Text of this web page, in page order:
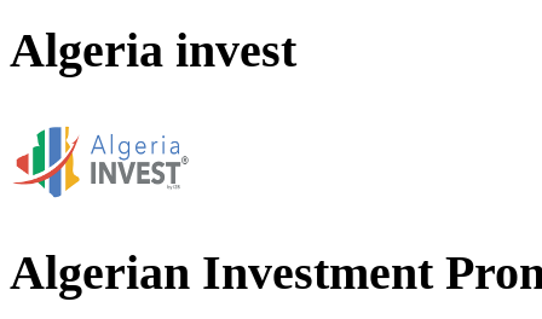
Algeria invest
Algerian Investment